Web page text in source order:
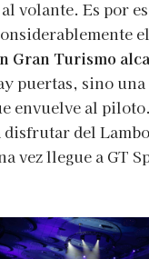
volante. Es por
Gran Turismo
puertas, sino
envuelve al
disfrutar del
vez llegue a GT